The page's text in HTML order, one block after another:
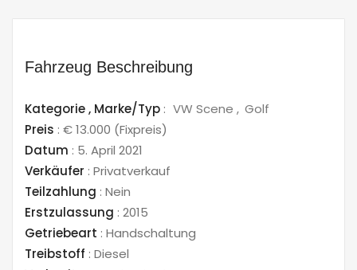
Fahrzeug Beschreibung
Kategorie , Marke/Typ : VW Scene
Golf
Preis : € 13.000 (Fixpreis)
Datum : 5. April 2021
Verkäufer : Privatverkauf
Teilzahlung : Nein
Erstzulassung : 2015
Getriebeart : Handschaltung
Treibstoff : Diesel